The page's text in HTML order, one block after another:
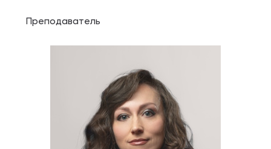
Преподаватель